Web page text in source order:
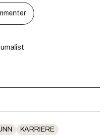
KARRIERE